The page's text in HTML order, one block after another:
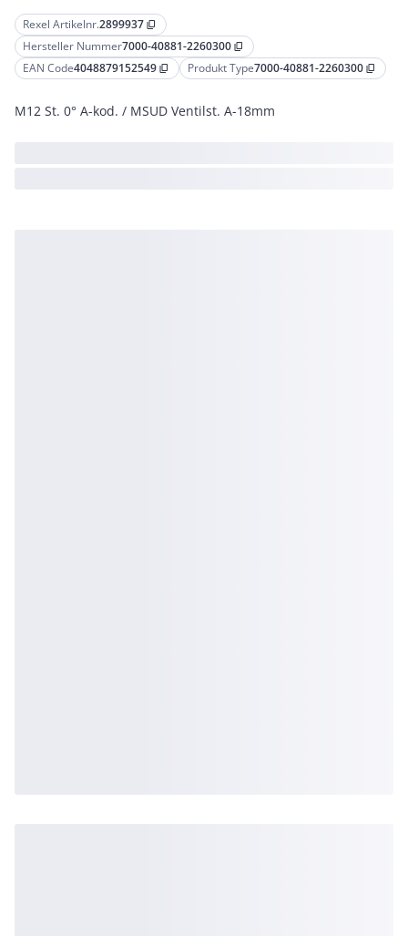
Rexel Artikelnr.2899937 content_copy
Hersteller Nummer7000-40881-2260300 content_copy
EAN Code4048879152549 content_copy Produkt Type7000-40881-2260300 content_copy
M12 St. 0° A-kod. / MSUD Ventilst. A-18mm